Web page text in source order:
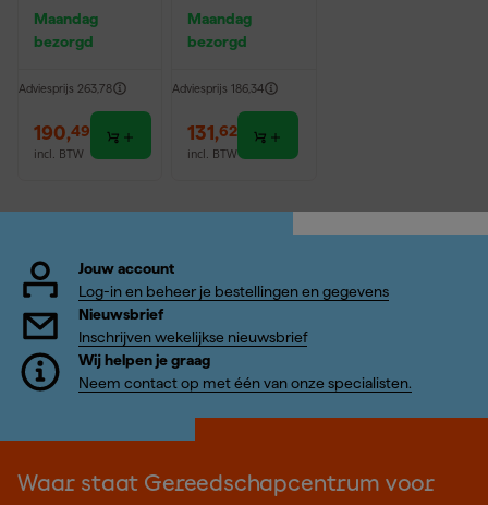
220°
Maandag
bezorgd
Adviesprijs 263,78
190,49
incl. BTW
Maandag
bezorgd
Adviesprijs 186,34
131,62
incl. BTW
Jouw account
Log-in en beheer je bestellingen en gegevens
Nieuwsbrief
Inschrijven wekelijkse nieuwsbrief
Wij helpen je graag
Neem contact op met één van onze specialisten.
Waar staat Gereedschapcentrum voor